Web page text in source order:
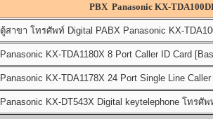
PBX Panasonic KX-
ตู้สาขา โทรศัพท์ Digital PABX Panasonic KX-
Panasonic KX-TDA1180X 8 Port Caller ID Card
Panasonic KX-TDA1178X 24 Port Single Line
Panasonic KX-DT543X Digital keytelephone โทร